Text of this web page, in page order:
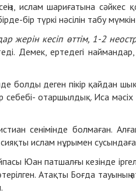
ислам шариғатына
бір түркі нәсілін табу
жерін кесіп өттім, 1-2
Демек, ертедегі
болды деген пікір қайдан
отаршылдық. Иса мәсіх
сенімінде болмаған.
ислам нұрымен
Юан патшалғы кезінде
көтерілген. Атақты Боғда